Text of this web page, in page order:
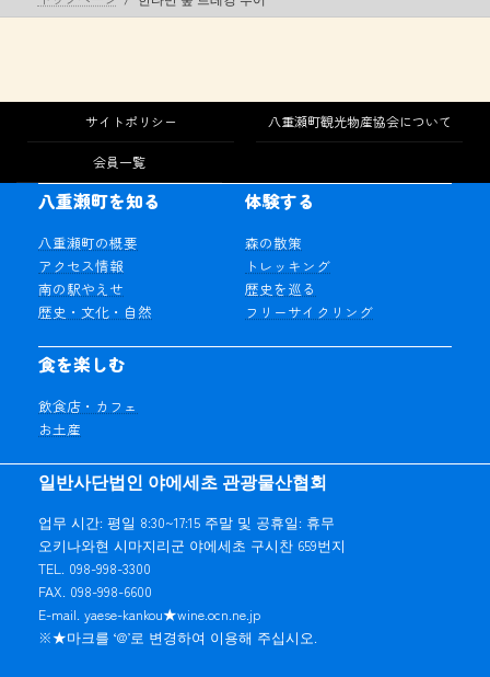
サイトポリシー 八重瀬町観光物産協会について
会員一覧
일반사단법인 야에세초 관광물산협회
업무 시간: 평일 8:30~17:15 주말 및 공휴일: 휴무
오키나와현 시마지리군 야에세초 구시찬 659번지
TEL. 098-998-3300
FAX. 098-998-6600
E-mail. yaese-kankou★wine.ocn.ne.jp
※★마크를 ‘@’로 변경하여 이용해 주십시오.
八重瀬町を知る
八重瀬町の概要
アクセス情報
南の駅やえせ
歴史・文化・自然
体験する
森の散策
トレッキング
歴史を巡る
フリーサイクリング
食を楽しむ
飲食店・カフェ
お土産